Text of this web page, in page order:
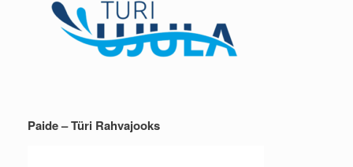
Paide – Türi Rahvajooks